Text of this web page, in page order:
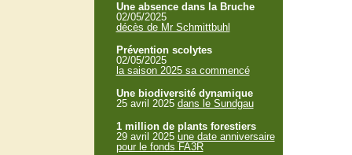
Une absence dans la Bruche
02/05/2025
décès de Mr Schmittbuhl
Prévention scolytes
02/05/2025
la saison 2025 sa commencé
Une biodiversité dynamique
25 avril 2025 dans le Sundgau
1 million de plants forestiers
29 avril 2025 une date anniversaire
pour le fonds FA3R